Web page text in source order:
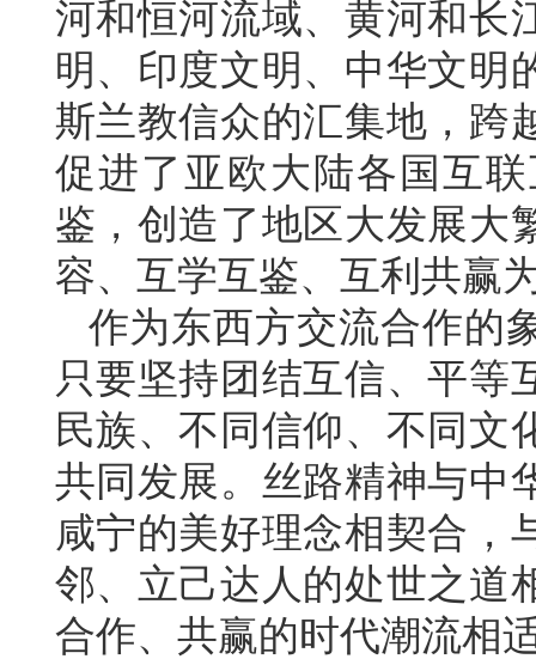
河和恒河流域、黄河和长
明、印度文明、中华文明
斯兰教信众的汇集地，跨
促进了亚欧大陆各国互
鉴，创造了地区大发展大
容、互学互鉴、互利共赢
作为东西方交流合作的
只要坚持团结互信、平等
民族、不同信仰、不同文
共同发展。丝路精神与中
咸宁的美好理念相契合，
邻、立己达人的处世之道
合作、共赢的时代潮流相